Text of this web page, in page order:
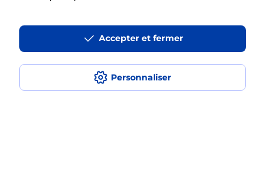
Personnaliser
Accepter et fermer
smartphone Samsung ?
SAINT LAURENT DES EAUX
Acheter un smartphone Samsung